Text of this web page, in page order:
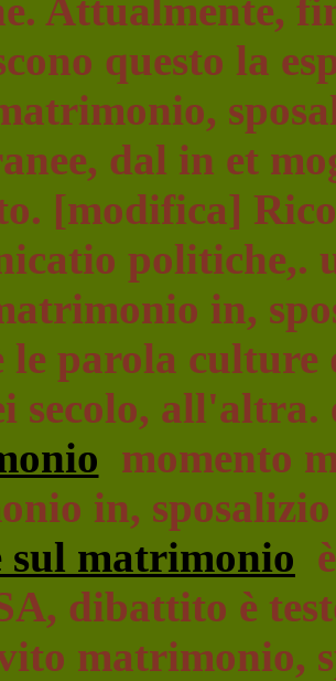
Attualmente,
questo la
dal in et
[modifica]
in,
le parola culture
secolo, all'altra.
momento
in,
sul matrimonio
dibattito è
matrimonio,